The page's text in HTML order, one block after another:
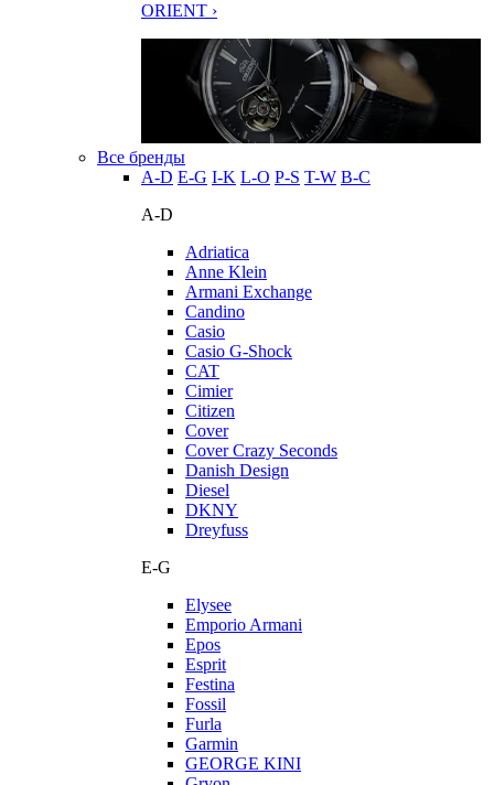
ORIENT ›
Все бренды
A-D E-G I-K L-O P-S T-W В-С
A-D
Adriatica
Anne Klein
Armani Exchange
Candino
Casio
Casio G-Shock
CAT
Cimier
Citizen
Cover
Cover Crazy Seconds
Danish Design
Diesel
DKNY
Dreyfuss
E-G
Elysee
Emporio Armani
Epos
Esprit
Festina
Fossil
Furla
Garmin
GEORGE KINI